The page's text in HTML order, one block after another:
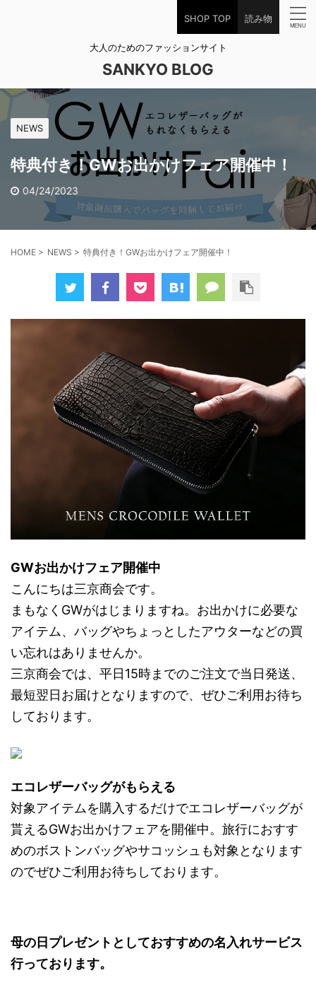
SHOP TOP 読み物
大人のためのファッションサイト
SANKYO BLOG
NEWS
特典付き！GWお出かけフェア開催中！
04/24/2023
HOME > NEWS > 特典付き！GWお出かけフェア開催中！
GWお出かけフェア開催中
こんにちは三京商会です。
まもなくGWがはじまりますね。お出かけに必要な
アイテム、バッグやちょっとしたアウターなどの買
い忘れはありませんか。
三京商会では、平日15時までのご注文で当日発送、
最短翌日お届けとなりますので、ぜひご利用お待ち
しております。
エコレザーバッグがもらえる
対象アイテムを購入するだけでエコレザーバッグが
貰えるGWお出かけフェアを開催中。旅行におすす
めのボストンバッグやサコッシュも対象となります
のでぜひご利用お待ちしております。
母の日プレゼントとしておすすめの名入れサービス
行っております。